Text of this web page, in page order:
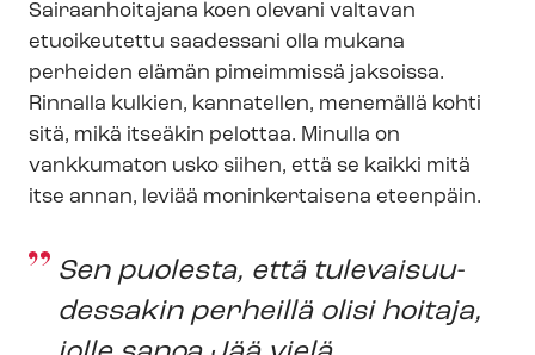
Sairaanhoitajana koen olevani valtavan
etuoikeutettu saadessani olla mukana
perheiden elämän pimeimmissä jaksoissa.
Rinnalla kulkien, kannatellen, menemällä kohti
sitä, mikä itseäkin pelottaa. Minulla on
vankkumaton usko siihen, että se kaikki mitä
itse annan, leviää moninkertaisena eteenpäin.
Sen puolesta, että tu­le­vai­suu­
des­sa­kin perheillä olisi hoitaja,